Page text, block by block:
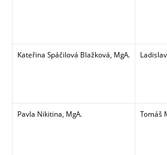
Kateřina Spáčilová Blažková, MgA.
Pavla Nikitina, MgA. Tomáš